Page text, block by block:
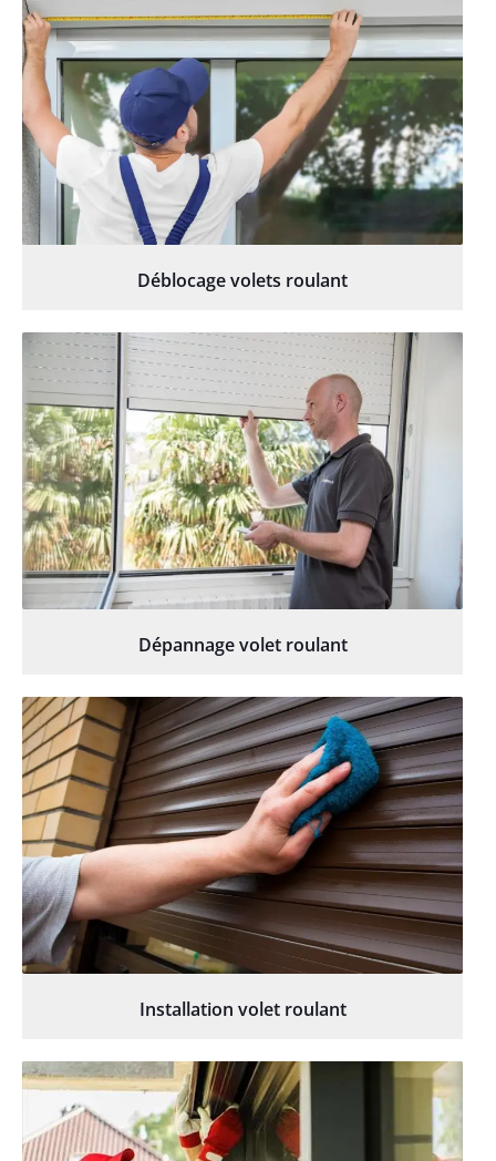
Déblocage volets roulant
Dépannage volet roulant
Installation volet roulant